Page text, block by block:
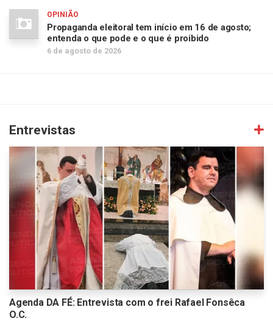
OPINIÃO
Propaganda eleitoral tem início em 16 de agosto;
entenda o que pode e o que é proibido
6 de agosto de 2026
Entrevistas
Agenda DA FÉ: Entrevista com o frei Rafael Fonsêca
O.C.